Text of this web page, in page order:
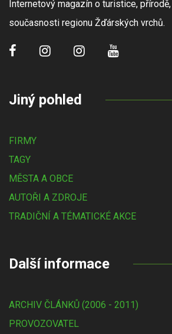
Internetový magazín o turistice,
současnosti regionu Žďárských vrchů.
Jiný pohled
FIRMY
TAGY
MĚSTA A OBCE
AUTOŘI A ZDROJE
TRADIČNÍ A TÉMATICKÉ AKCE
Další informace
ARCHIV ČLÁNKŮ (2006 - 2011)
PROVOZOVATEL